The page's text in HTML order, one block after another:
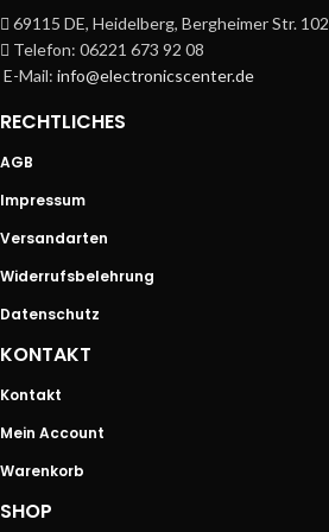
69115 DE, Heidelberg, Bergheimer Str. 102
Telefon: 06221 673 92 08
E-Mail:info@electronicscenter.de
RECHTLICHES
AGB
Impressum
Versandarten
Widerrufsbelehrung
Datenschutz
KONTAKT
Kontakt
Mein Account
Warenkorb
SHOP